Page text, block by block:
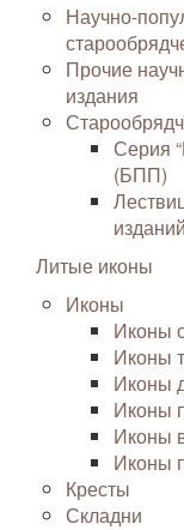
Научно-
Прочие
издания
Серия
(БПП)
изданий
Литые иконы
Иконы
Иконы
Иконы
Иконы
Иконы
Иконы
Иконы
Кресты
Складни